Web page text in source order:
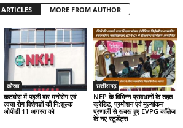
MORE FROM AUTHOR
कोरबा
कटघोरा में पहली बार मनोरोग एवं
त्वचा रोग विशेषज्ञों की नि:शुल्क
ओपीडी 11 अगस्त को
छत्तीसगढ़
NEP के विभिन्न प्रावधानों के तहत
क्रेडिट, प्रमोशन एवं मूल्यांकन
प्रणाली से रूबरू हुए EVPG कॉलेज
के नए स्टूडेंट्स